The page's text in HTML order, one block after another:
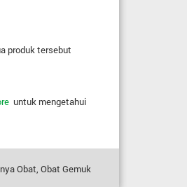
produk tersebut
untuk mengetahui
Obat, Obat Gemuk